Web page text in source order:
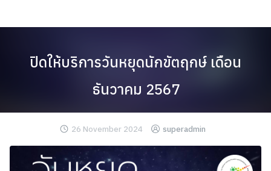
to
ปิดให้บริการวันหยุดนักขัตฤกษ์ เดือน
ธันวาคม 2567
26 November 2024 superadmin